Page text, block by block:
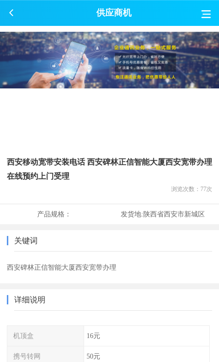
供应商机
西安移动宽带安装电话 西安碑林正信智能大厦西安宽带办理
在线预约上门受理
浏览次数： 77次
产品规格： 发货地:陕西省西安市新城区
关键词
西安碑林正信智能大厦西安宽带办理
详细说明
机顶盒 16元
携号转网 50元